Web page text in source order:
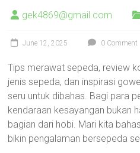
gek4869@gmail.com
June 12, 2025 0 Comment
Tips merawat sepeda, review
jenis sepeda, dan inspirasi
seru untuk dibahas. Bagi para
kendaraan kesayangan bukan
bagian dari hobi. Mari kita
bikin pengalaman bersepeda